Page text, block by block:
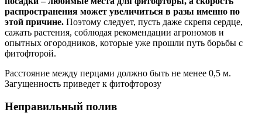
распространения может увеличиться в разы именно по
этой причине. Поэтому следует, пусть даже скрепя сердце,
сажать растения, соблюдая рекомендации агрономов и
опытных огородников, которые уже прошли путь борьбы с
фитофторой.
Расстояние между перцами должно быть не менее 0,5 м.
Загущенность приведет к фитофторозу
Неправильный полив